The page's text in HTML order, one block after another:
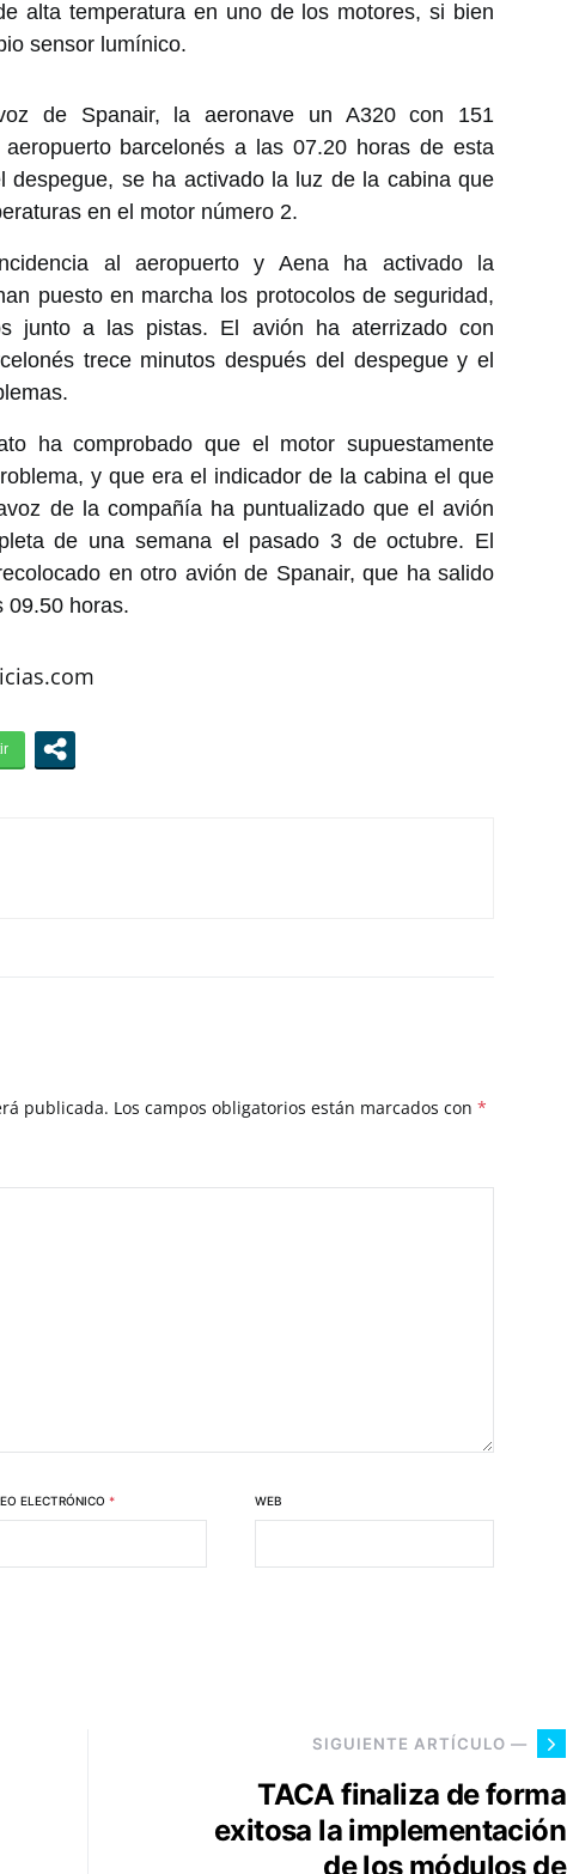
alta temperatura en uno de los motores, si bien
sensor lumínico.
de Spanair, la aeronave un A320 con 151
barcelonés a las 07.20 horas de esta
despegue, se ha activado la luz de la cabina que
en el motor número 2.
al aeropuerto y Aena ha activado la
puesto en marcha los protocolos de seguridad,
junto a las pistas. El avión ha aterrizado con
trece minutos después del despegue y el
ha comprobado que el motor supuestamente
y que era el indicador de la cabina el que
de la compañía ha puntualizado que el avión
de una semana el pasado 3 de octubre. El
en otro avión de Spanair, que ha salido
09.50 horas.
publicada. Los campos obligatorios están marcados con *
ELECTRÓNICO * WEB
SIGUIENTE ARTÍCULO —
TACA finaliza de forma
exitosa la implementación
de los módulos de